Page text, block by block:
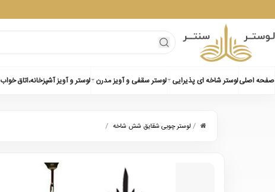
صفحه اصلیلوستر شاخه ای پذیرایی لوستر سقفی و آویز مدرن لوستر و آویز آشپزخانه،اتاق خواب
/ لوستر چوبی شقایق شش شاخه /